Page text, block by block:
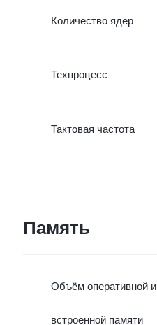
Количество ядер
Техпроцесс
Тактовая частота
Память
Объём оперативной и
встроенной памяти